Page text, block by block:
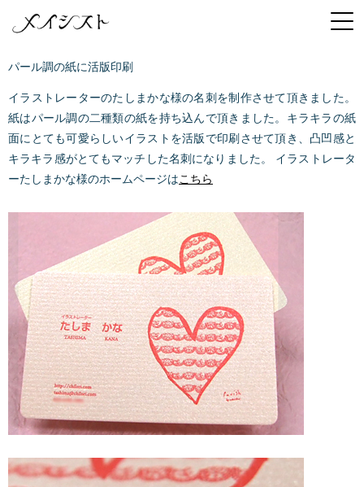
パール調の紙に活版印刷
イラストレーターのたしまかな様の名刺を制作させて頂きました。
紙はパール調の二種類の紙を持ち込んで頂きました。キラキラの紙
面にとても可愛らしいイラストを活版で印刷させて頂き、凸凹感と
キラキラ感がとてもマッチした名刺になりました。 イラストレータ
ーたしまかな様のホームページはこちら